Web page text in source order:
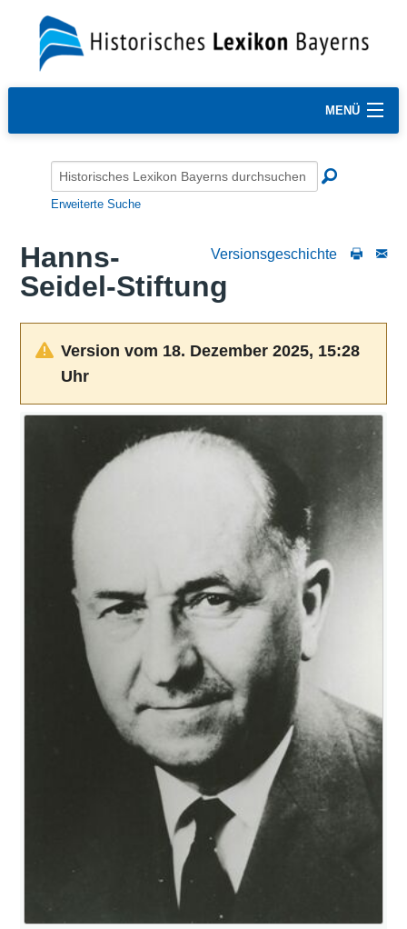
MENÜ
Erweiterte Suche
Versionsgeschichte
Hanns-
Seidel-Stiftung
Version vom 18. Dezember 2025, 15:28
Uhr